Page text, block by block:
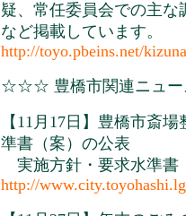
疑、常任委員会での主
など掲載しています。
http://toyo.pbeins.net/
☆☆☆ 豊橋市関連ニュ
【11月17日】豊橋市斎
準書（案）の公表
実施方針・要求水準書
http://